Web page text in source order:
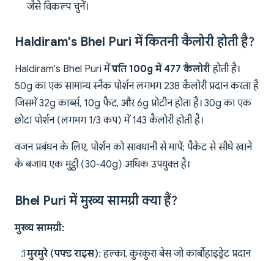
जैसे विकल्प चुनें।
Haldiram's Bhel Puri में कितनी कैलोरी होती है?
Haldiram's Bhel Puri मेंप्रति 100g में 477 कैलोरीहोती है।
50g का एक सामान्य स्नैक पोर्शन लगभग 238 कैलोरी प्रदान करता है
जिसमें 32g कार्ब्स, 10g फैट, और 6g प्रोटीन होता है। 30g का एक
छोटा पोर्शन (लगभग 1/3 कप) में 143 कैलोरी होती है।
वजन प्रबंधन के लिए, पोर्शन को सावधानी से मापें; पैकेट से सीधे खाने
के बजाय एक मुट्ठी (30-40g) अधिक उपयुक्त है।
Bhel Puri में मुख्य सामग्री क्या हैं?
मुख्य सामग्री:
मुरमुरे (पफ्ड राइस): हल्का, कुरकुरा बेस जो कार्बोहाइड्रेट प्रदान